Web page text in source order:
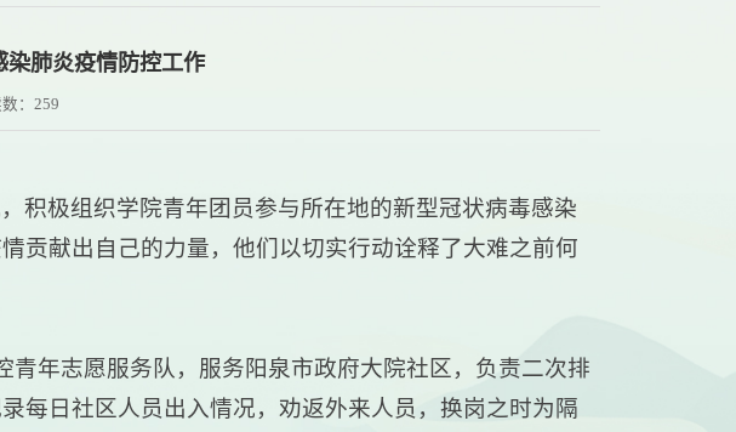
染肺炎疫情防控工作
： 259
积极组织学院青年团员参与所在地的新型冠状病毒感染
贡献出自己的力量，他们以切实行动诠释了大难之前何
年志愿服务队，服务阳泉市政府大院社区，负责二次排
每日社区人员出入情况，劝返外来人员，换岗之时为隔